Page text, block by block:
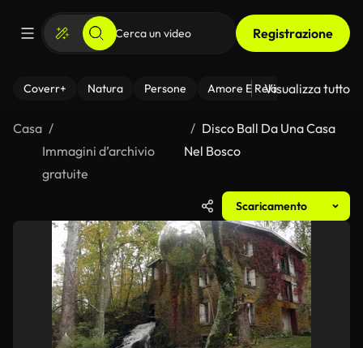
Registrazione
Coverr+ Natura Persone Amore E Relazioni Il
Visualizza tutto
Casa
Immagini d’archivio
gratuite
Disco Ball Da Una Casa
Nel Bosco
Scaricamento